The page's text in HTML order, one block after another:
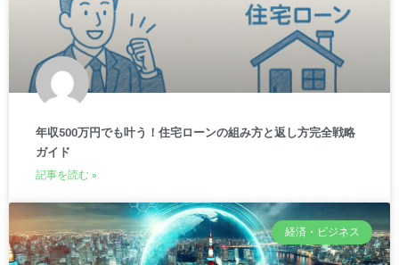
年収500万円でも叶う！住宅ローンの組み方と返し方完全戦略
ガイド
記事を読む »
経済・ビジネス